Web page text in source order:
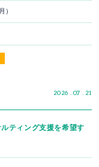
2026 . 07 . 21
）
ティング支援を希望す